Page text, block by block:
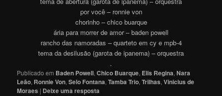
por você – ronnie von
chorinho – chico buarque
ária para morrer de amor – baden powell
rancho das namoradas – quarteto em cy e mpb-4
tema da desilusão (garota de ipanema) – orquestra
.
Publicado em Baden Powell,Chico Buarque, Elis Regina,Nara
Leão, Ronnie Von,Selo Fontana,Tamba Trio,Trilhas,Vinicius de
Moraes | Deixe uma resposta